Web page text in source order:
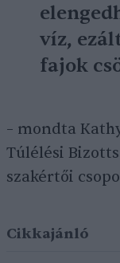
víz,
fajok
– mondta
Túlélési
szakértői
Cikkajánló